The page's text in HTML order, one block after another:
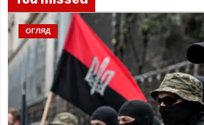
ОГЛЯД